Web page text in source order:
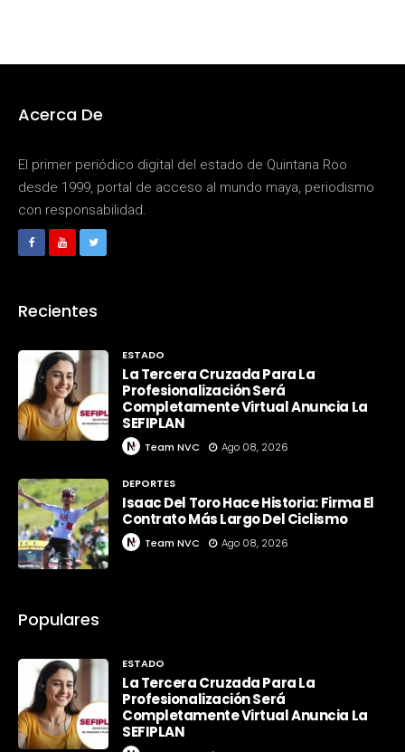
Acerca De
El primer periódico digital del estado de Quintana Roo
desde 1999, portal de acceso al mundo maya, periodismo
con responsabilidad.
Recientes
ESTADO
La Tercera Cruzada Para La
Profesionalización Será
Completamente Virtual Anuncia La
SEFIPLAN
Team NVC Ago 08, 2026
DEPORTES
Isaac Del Toro Hace Historia: Firma El
Contrato Más Largo Del Ciclismo
Team NVC Ago 08, 2026
Populares
ESTADO
La Tercera Cruzada Para La
Profesionalización Será
Completamente Virtual Anuncia La
SEFIPLAN